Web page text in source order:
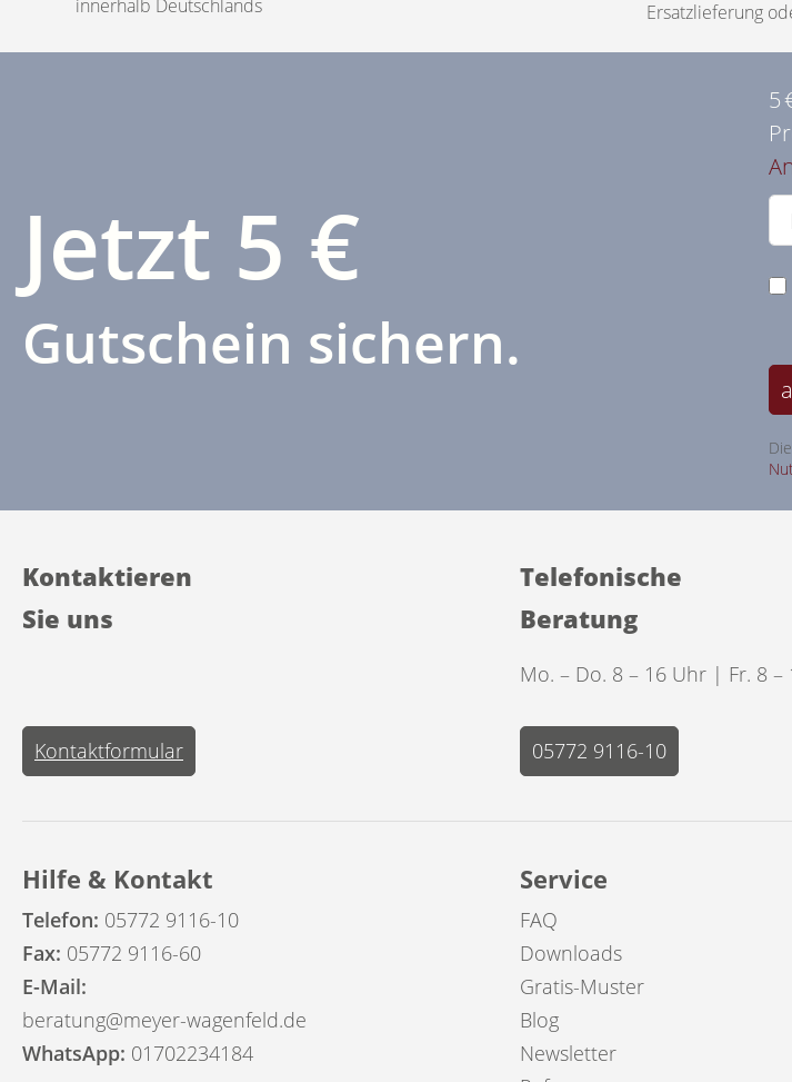
innerhalb Deutschlands
Ersatzlieferung
Jetzt 5 €
Gutschein sichern.
5
Kontaktieren
Sie uns
Kontaktformular
Telefonische
Beratung
Mo. – Do. 8 – 16 Uhr | Fr. 8 –
05772 9116-10
Hilfe & Kontakt
Telefon: 05772 9116-10
Fax: 05772 9116-60
E-Mail:
beratung@meyer-wagenfeld.de
WhatsApp: 01702234184
Service
FAQ
Downloads
Gratis-Muster
Blog
Newsletter